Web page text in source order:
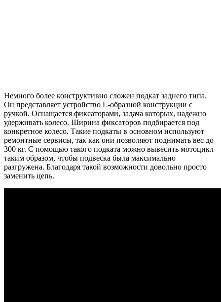
Немного более конструктивно сложен подкат заднего типа.
Он представляет устройство L-образной конструкции с
ручкой. Оснащается фиксаторами, задача которых, надежно
удерживать колесо. Ширина фиксаторов подбирается под
конкретное колесо. Такие подкаты в основном используют
ремонтные сервисы, так как они позволяют поднимать вес до
300 кг. С помощью такого подката можно вывесить мотоцикл
таким образом, чтобы подвеска была максимально
разгружена. Благодаря такой возможности довольно просто
заменить цепь.